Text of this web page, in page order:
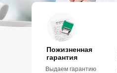
Пожизненная
гарантия
Выдаем гарантию